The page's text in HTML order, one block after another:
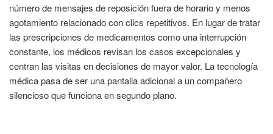
número de mensajes de reposición fuera de horario y menos
agotamiento relacionado con clics repetitivos. En lugar de tratar
las prescripciones de medicamentos como una interrupción
constante, los médicos revisan los casos excepcionales y
centran las visitas en decisiones de mayor valor. La tecnología
médica pasa de ser una pantalla adicional a un compañero
silencioso que funciona en segundo plano.